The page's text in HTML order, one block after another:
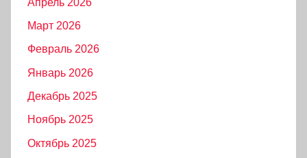
Март 2026
Февраль 2026
Январь 2026
Декабрь 2025
Ноябрь 2025
Октябрь 2025